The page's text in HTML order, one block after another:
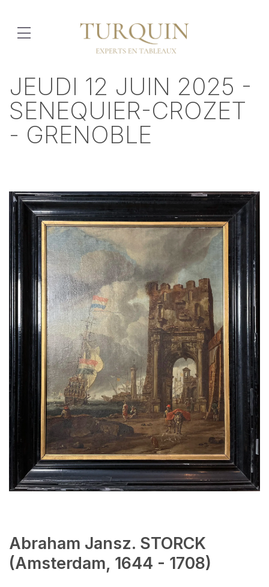
JEUDI 12 JUIN 2025 -
SENEQUIER-CROZET
- GRENOBLE
Abraham Jansz. STORCK
(Amsterdam, 1644 - 1708)